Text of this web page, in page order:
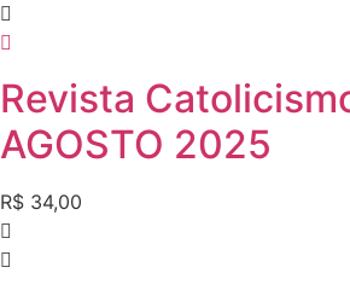
Revista
AGOSTO 2025
R$ 34,00